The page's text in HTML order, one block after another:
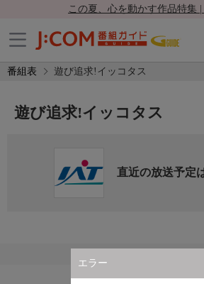
この夏、心を動かす作品特集 |
番組表 遊び追求!イッコタス
エラー
遊び追求!イッコタス
直近の放送予定